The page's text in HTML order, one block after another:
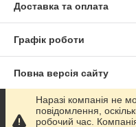
Доставка та оплата
Графік роботи
Повна версія сайту
Сайт створено на
Наразі компанія не
повідомлення,
робочий час.